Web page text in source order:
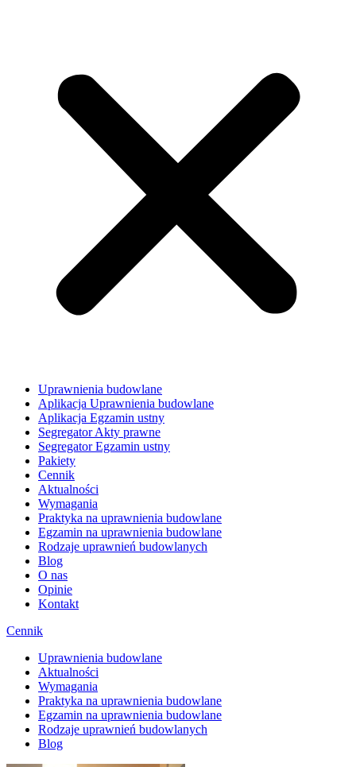
Uprawnienia budowlane
Aplikacja Uprawnienia budowlane
Aplikacja Egzamin ustny
Segregator Akty prawne
Segregator Egzamin ustny
Pakiety
Cennik
Aktualności
Wymagania
Praktyka na uprawnienia budowlane
Egzamin na uprawnienia budowlane
Rodzaje uprawnień budowlanych
Blog
O nas
Opinie
Kontakt
Cennik
Uprawnienia budowlane
Aktualności
Wymagania
Praktyka na uprawnienia budowlane
Egzamin na uprawnienia budowlane
Rodzaje uprawnień budowlanych
Blog